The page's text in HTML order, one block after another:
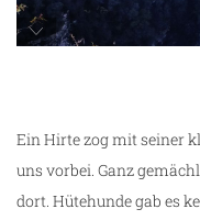
Ein Hirte zog mit seiner
uns vorbei. Ganz
dort. Hütehunde gab es